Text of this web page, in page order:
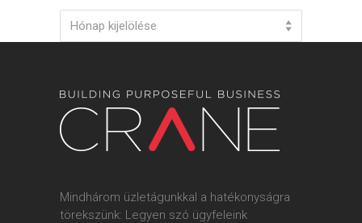
Hónap kijelölése
Mindhárom üzletágunkkal a hatékonyságra
törekszünk: Legyen szó ügyfeleink